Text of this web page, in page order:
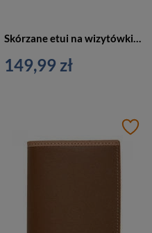
Skórzane etui na wizytówki, karty brązowe Vip Collection London2 14 BR
149,99 zł